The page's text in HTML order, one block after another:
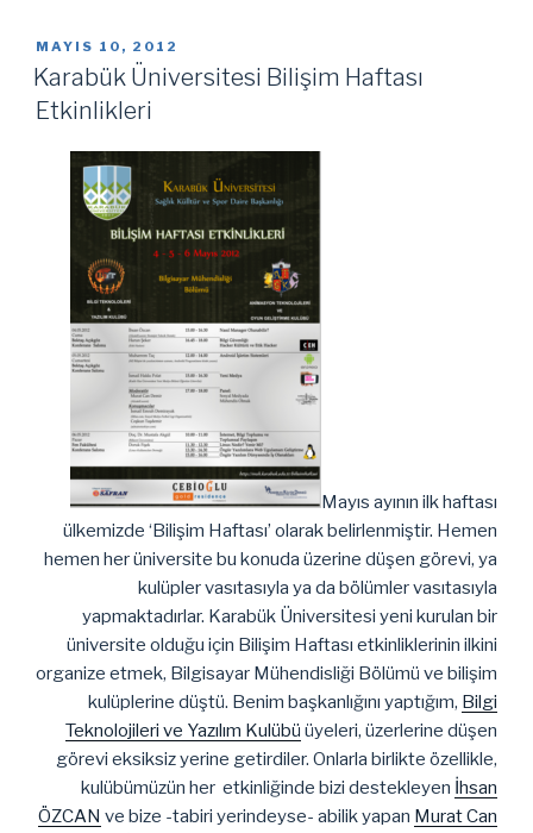
YAYIM
TARIHI
MAYIS 10, 2012
Karabük Üniversitesi Bilişim Haftası
Etkinlikleri
Mayıs ayının ilk haftası
ülkemizde ‘Bilişim Haftası’ olarak belirlenmiştir. Hemen
hemen her üniversite bu konuda üzerine düşen görevi, ya
kulüpler vasıtasıyla ya da bölümler vasıtasıyla
yapmaktadırlar. Karabük Üniversitesi yeni kurulan bir
üniversite olduğu için Bilişim Haftası etkinliklerinin ilkini
organize etmek, Bilgisayar Mühendisliği Bölümü ve bilişim
kulüplerine düştü. Benim başkanlığını yaptığım, Bilgi
Teknolojileri ve Yazılım Kulübü üyeleri, üzerlerine düşen
görevi eksiksiz yerine getirdiler. Onlarla birlikte özellikle,
kulübümüzün her etkinliğinde bizi destekleyen İhsan
ÖZCAN ve bize -tabiri yerindeyse- abilik yapan Murat Can